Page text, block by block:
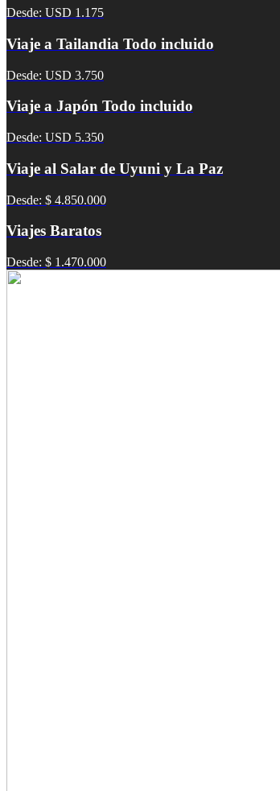
Desde: USD 1.175
Viaje a Tailandia Todo incluido
Desde: USD 3.750
Viaje a Japón Todo incluido
Desde: USD 5.350
Viaje al Salar de Uyuni y La Paz
Desde: $ 4.850.000
Viajes Baratos
Desde: $ 1.470.000